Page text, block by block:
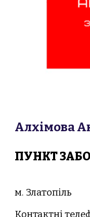
Алхімова
ПУНКТ
м. Златопіль
Контактні